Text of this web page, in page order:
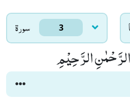
سورۃ 3
الرَّحِیْمِ